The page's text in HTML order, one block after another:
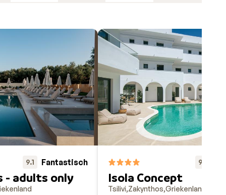
de
is
9.1 Fantastisch
- adults only
9.2
Isola Concept
Tsilivi Zakynthos Griekenland